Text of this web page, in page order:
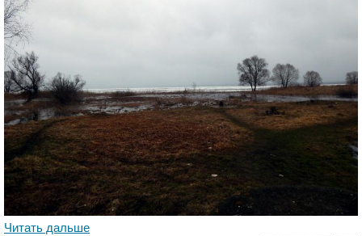
Читать дальше